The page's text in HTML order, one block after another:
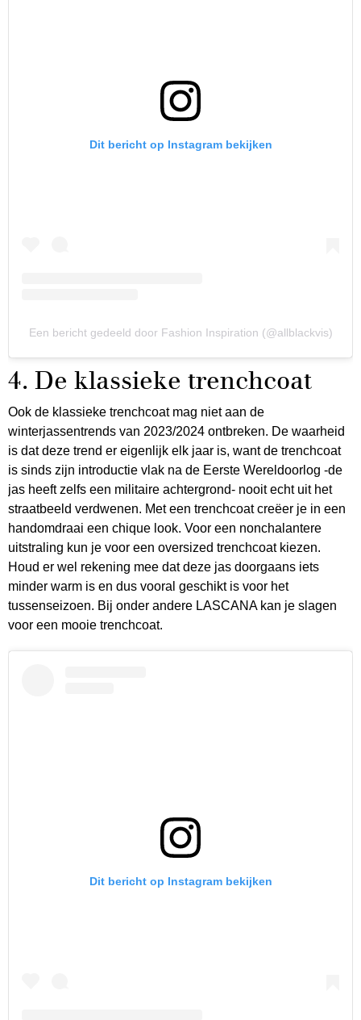
Dit bericht op Instagram bekijken
Een bericht gedeeld door Fashion Inspiration (@allblackvis)
4. De klassieke trenchcoat
Ook de klassieke trenchcoat mag niet aan de
winterjassentrends van 2023/2024 ontbreken. De waarheid
is dat deze trend er eigenlijk elk jaar is, want de trenchcoat
is sinds zijn introductie vlak na de Eerste Wereldoorlog -de
jas heeft zelfs een militaire achtergrond- nooit echt uit het
straatbeeld verdwenen. Met een trenchcoat creëer je in een
handomdraai een chique look. Voor een nonchalantere
uitstraling kun je voor een oversized trenchcoat kiezen.
Houd er wel rekening mee dat deze jas doorgaans iets
minder warm is en dus vooral geschikt is voor het
tussenseizoen. Bij onder andere LASCANA kan je slagen
voor een mooie trenchcoat.
Dit bericht op Instagram bekijken